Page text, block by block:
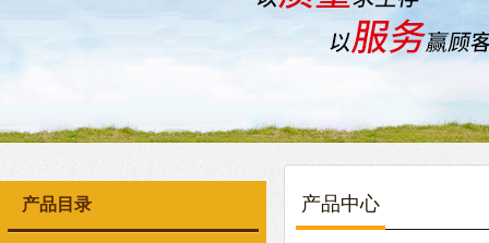
产品目录 产品中心